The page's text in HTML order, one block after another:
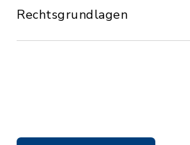
Rechtsgrundlagen